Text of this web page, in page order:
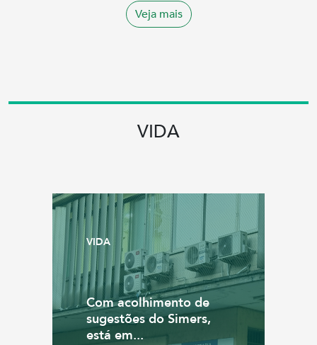
Veja mais
VIDA
VIDA
Com acolhimento de
sugestões do Simers,
está em...